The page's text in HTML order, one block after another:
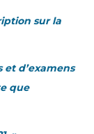
sur la
et d’examens
que